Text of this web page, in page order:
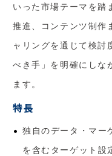
いった市場テーマを踏
推進、コンテンツ制作
ャリングを通じて検討
べき手」を明確にしな
ます。
特長
独自のデータ・マー
を含むターゲット設